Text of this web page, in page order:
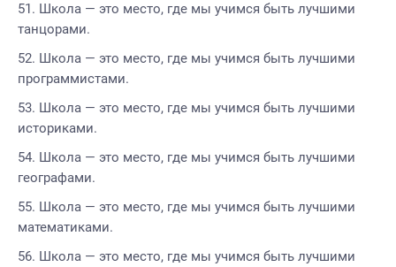
Школа — это место, где мы учимся быть лучшими
танцорами.
Школа — это место, где мы учимся быть лучшими
программистами.
Школа — это место, где мы учимся быть лучшими
историками.
Школа — это место, где мы учимся быть лучшими
географами.
Школа — это место, где мы учимся быть лучшими
математиками.
Школа — это место, где мы учимся быть лучшими